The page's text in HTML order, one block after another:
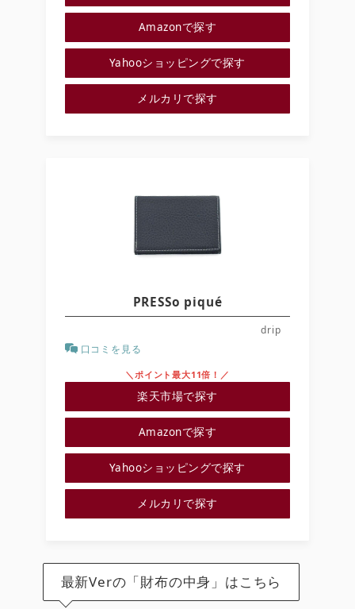
Amazonで探す
Yahooショッピングで探す
メルカリで探す
PRESSo piqué
drip
口コミを見る
Amazonで探す
＼ポイント最大11倍！／
楽天市場で探す
Yahooショッピングで探す
メルカリで探す
最新Verの「財布の中身」はこちら